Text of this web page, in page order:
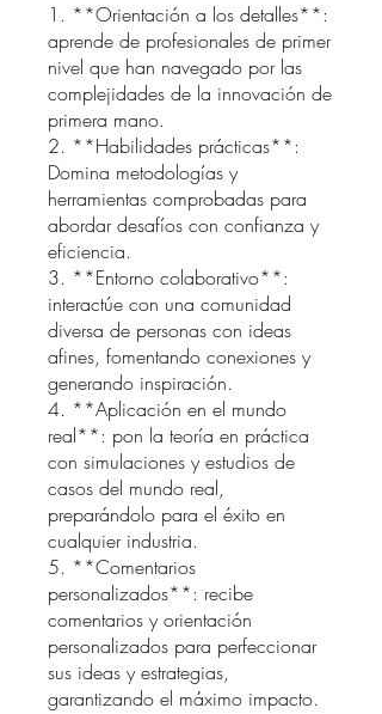
1. **Orientación a los detalles**:
aprende de profesionales de primer
nivel que han navegado por las
complejidades de la innovación de
primera mano.
2. **Habilidades prácticas**:
Domina metodologías y
herramientas comprobadas para
abordar desafíos con confianza y
eficiencia.
3. **Entorno colaborativo**:
interactúe con una comunidad
diversa de personas con ideas
afines, fomentando conexiones y
generando inspiración.
4. **Aplicación en el mundo
real**: pon la teoría en práctica
con simulaciones y estudios de
casos del mundo real,
preparándolo para el éxito en
cualquier industria.
5. **Comentarios
personalizados**: recibe
comentarios y orientación
personalizados para perfeccionar
sus ideas y estrategias,
garantizando el máximo impacto.